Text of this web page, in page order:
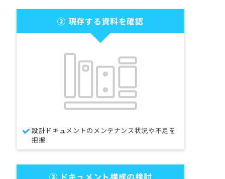
② 現存する資料を確認
設計ドキュメントのメンテナンス状況や不足を
把握
③ ドキュメント構成の検討